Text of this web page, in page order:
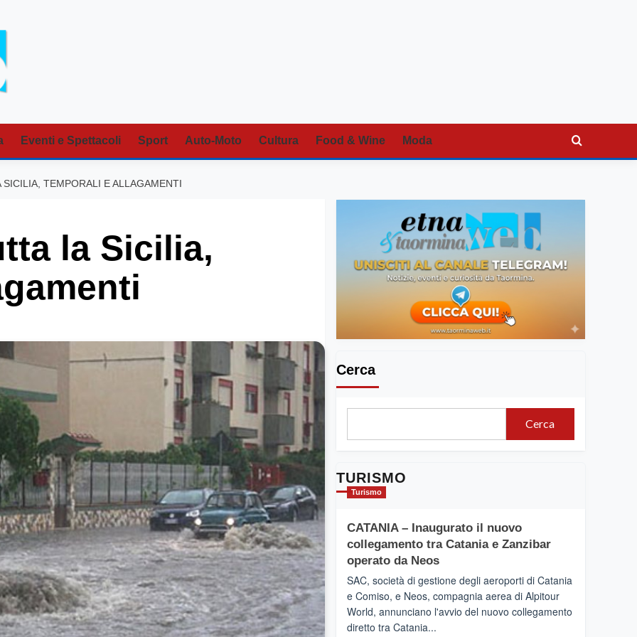
Eventi e Spettacoli Sport Auto-Moto Cultura Food & Wine Moda
TEMPORALI E ALLAGAMENTI
la Sicilia,
Cerca
Cerca
TURISMO
Turismo
CATANIA – Inaugurato il nuovo
collegamento tra Catania e Zanzibar
operato da Neos
SAC, società di gestione degli aeroporti di Catania
e Comiso, e Neos, compagnia aerea di Alpitour
World, annunciano l'avvio del nuovo collegamento
diretto tra Catania...